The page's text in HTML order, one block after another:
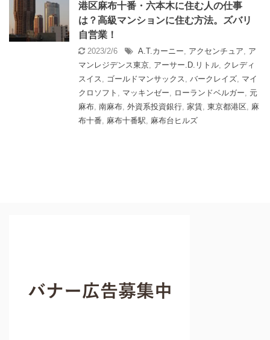
港区麻布十番・六本木に住む人の仕事
は？高級マンションに住む方法。ズバリ
自営業！
2023/2/6 A.T.カーニー, アクセンチュア, ア
マンレジデンス東京, アーサー.D.リトル, クレディ
スイス, ゴールドマンサックス, バークレイズ, マイ
クロソフト , マッキンゼー, ローランドベルガー, 元
麻布, 南麻布, 外資系投資銀行, 家賃, 東京都港区, 麻
布十番, 麻布十番駅, 麻布台ヒルズ